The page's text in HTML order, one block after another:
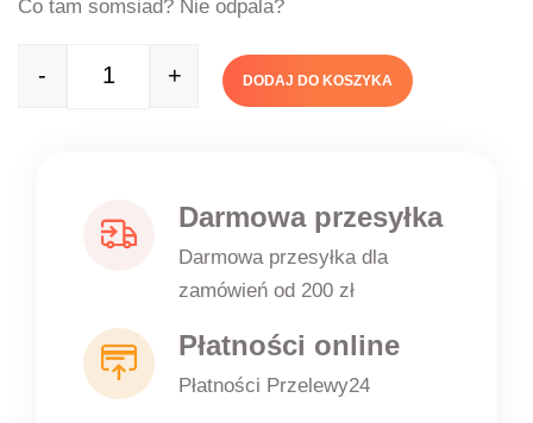
Co tam somsiad? Nie odpala?
Quantity
- + DODAJ DO KOSZYKA
Darmowa przesyłka
Darmowa przesyłka dla
zamówień od 200 zł
Płatności online
Płatności Przelewy24